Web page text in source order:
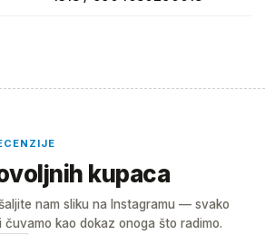
kupaca
nam sliku na Instagramu — svako
kao dokaz onoga što radimo.